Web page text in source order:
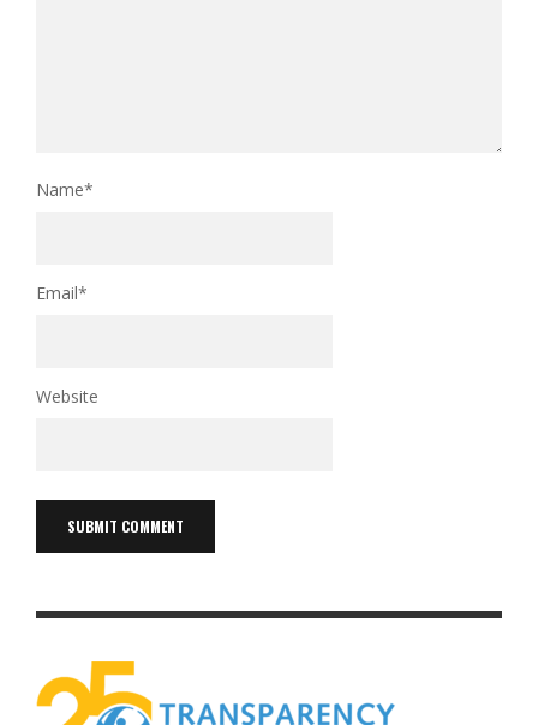
Name*
Email*
Website